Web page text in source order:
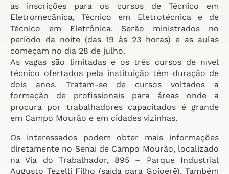
as inscrições para os cursos de Técnico em
Eletromecânica, Técnico em Eletrotécnica e de
Técnico em Eletrônica. Serão ministrados no
período da noite (das 19 às 23 horas) e as aulas
começam no dia 28 de julho.
As vagas são limitadas e os três cursos de nível
técnico ofertados pela instituição têm duração de
dois anos. Tratam-se de cursos voltados a
formação de profissionais para áreas onde a
procura por trabalhadores capacitados é grande
em Campo Mourão e em cidades vizinhas.
Os interessados podem obter mais informações
diretamente no Senai de Campo Mourão, localizado
na Via do Trabalhador, 895 – Parque Industrial
Augusto Tezelli Filho (saída para Goioerê). Também